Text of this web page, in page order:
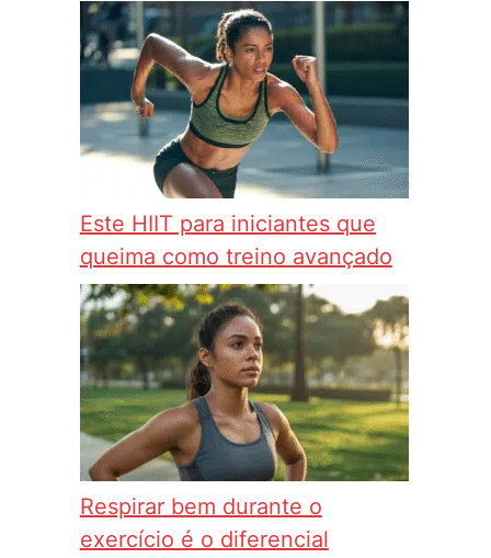
Este HIIT para iniciantes que
queima como treino avançado
Respirar bem durante o
exercício é o diferencial